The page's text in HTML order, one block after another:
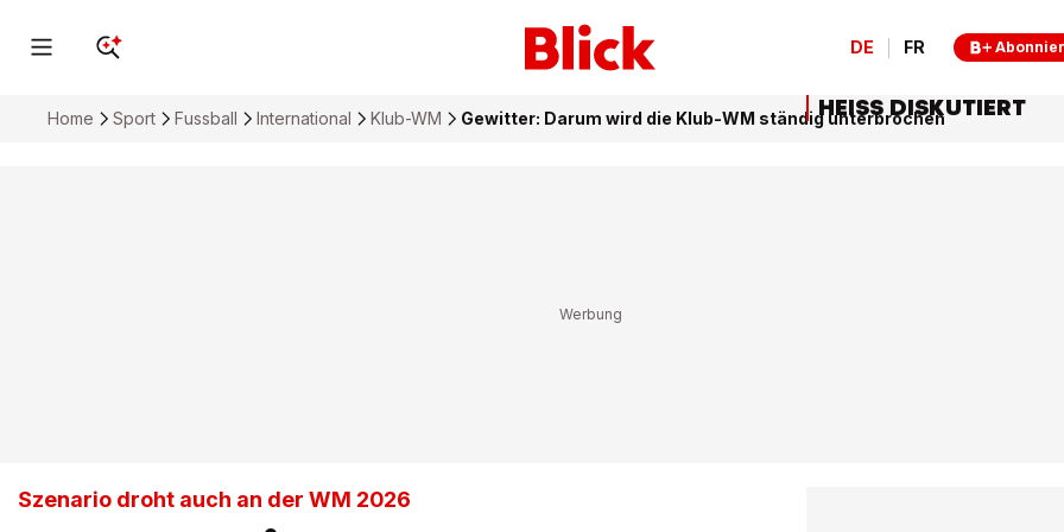
DE FR
Home Sport Fussball International Klub-WM Gewitter: Darum wird die Klub-WM ständig unterbrochen
Szenario droht auch an der WM 2026
HEISS DISKUTIERT